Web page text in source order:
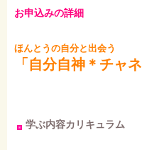
お申込みの詳細
ほんとうの自分と出会う
「自分自神＊チャ
学ぶ内容カリキュラム